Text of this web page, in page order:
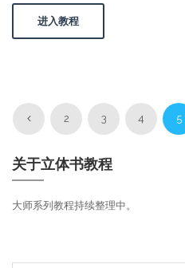
进入教程
2 3 4 5
关于立体书教程
大师系列教程持续整理中。